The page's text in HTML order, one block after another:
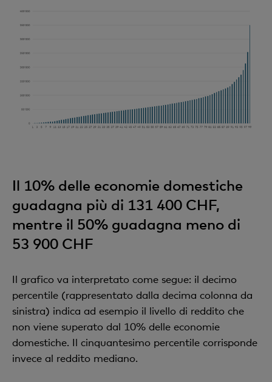
Il 10% delle economie domestiche
guadagna più di 131 400 CHF,
mentre il 50% guadagna meno di
53 900 CHF
Il grafico va interpretato come segue: il decimo
percentile (rappresentato dalla decima colonna da
sinistra) indica ad esempio il livello di reddito che
non viene superato dal 10% delle economie
domestiche. Il cinquantesimo percentile corrisponde
invece al reddito mediano.